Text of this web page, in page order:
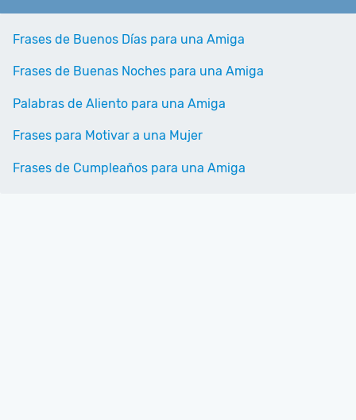
Frases de Buenos Días para una Amiga
Frases de Buenas Noches para una Amiga
Palabras de Aliento para una Amiga
Frases para Motivar a una Mujer
Frases de Cumpleaños para una Amiga